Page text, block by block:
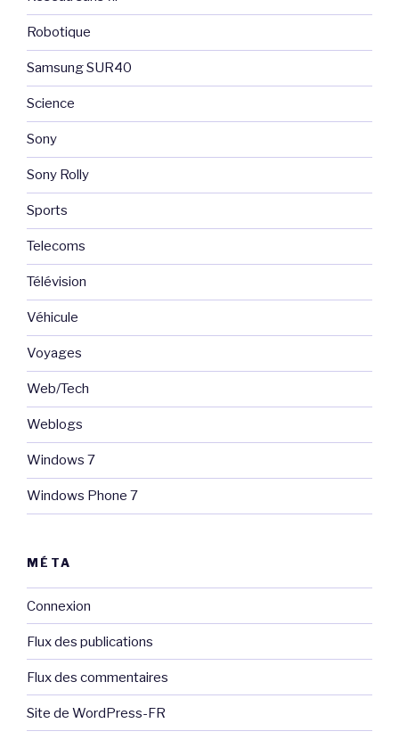
Robotique
Samsung SUR40
Science
Sony
Sony Rolly
Sports
Telecoms
Télévision
Véhicule
Voyages
Web/Tech
Weblogs
Windows 7
Windows Phone 7
MÉTA
Connexion
Flux des publications
Flux des commentaires
Site de WordPress-FR